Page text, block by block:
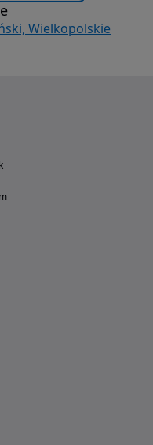
Wielkopolskie